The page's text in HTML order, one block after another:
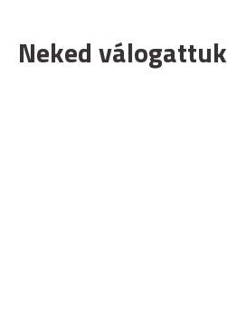
Neked válogattuk